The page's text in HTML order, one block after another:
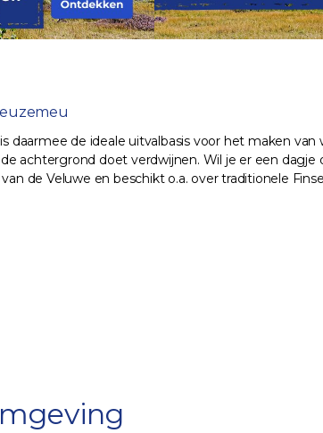
de ideale uitvalbasis voor het maken
achtergrond doet verdwijnen. Wil je er een
de Veluwe en beschikt o.a. over traditionele